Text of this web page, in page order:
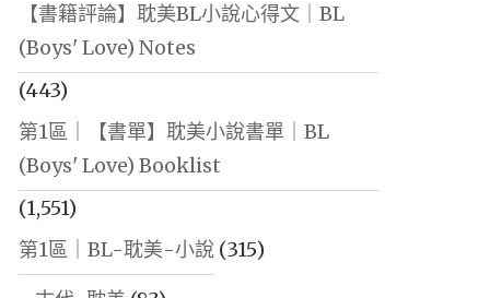
【書籍評論】耽美BL小說心得文｜BL
(Boys' Love) Notes
(443)
第1區｜【書單】耽美小說書單｜BL
(Boys' Love) Booklist
(1,551)
第1區｜BL-耽美-小說(315)